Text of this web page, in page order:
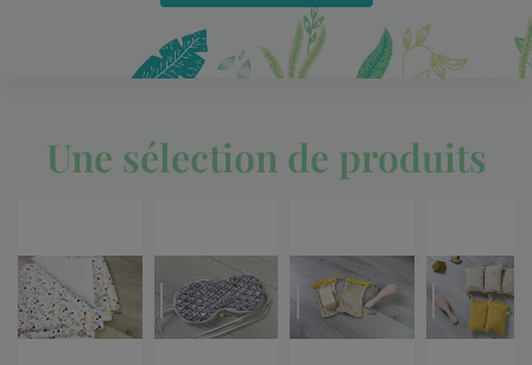
Une sélection de produits